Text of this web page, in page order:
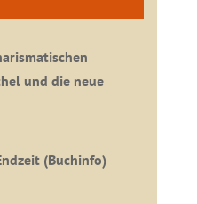
und die neue
(Buchinfo)